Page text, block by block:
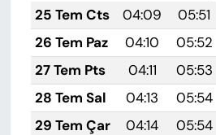
25 Tem Cts
04:09 05:51
26 Tem Paz
04:10 05:52
27 Tem Pts
04:11 05:53
28 Tem Sal
04:13 05:54
29 Tem Çar
04:14 05:54